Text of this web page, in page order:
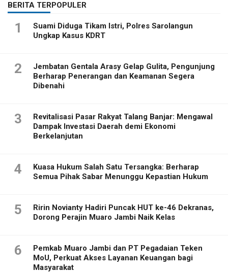
BERITA TERPOPULER
1
Suami Diduga Tikam Istri, Polres Sarolangun
Ungkap Kasus KDRT
2
Jembatan Gentala Arasy Gelap Gulita, Pengunjung
Berharap Penerangan dan Keamanan Segera
Dibenahi
3
Revitalisasi Pasar Rakyat Talang Banjar: Mengawal
Dampak Investasi Daerah demi Ekonomi
Berkelanjutan
4
Kuasa Hukum Salah Satu Tersangka: Berharap
Semua Pihak Sabar Menunggu Kepastian Hukum
5
Ririn Novianty Hadiri Puncak HUT ke-46 Dekranas,
Dorong Perajin Muaro Jambi Naik Kelas
6
Pemkab Muaro Jambi dan PT Pegadaian Teken
MoU, Perkuat Akses Layanan Keuangan bagi
Masyarakat